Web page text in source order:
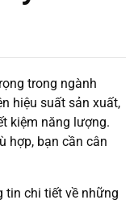
trong ngành
hiệu suất sản xuất,
kiệm năng lượng.
hợp, bạn cần cân
tin chi tiết về những